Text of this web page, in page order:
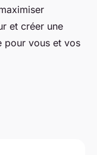
et créer une
pour vous et vos